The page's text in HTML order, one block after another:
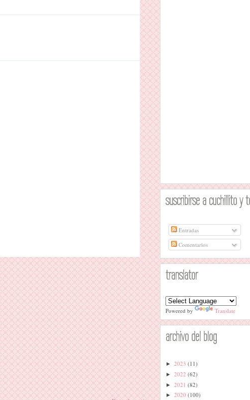
suscribirse a cuchillito y
Entradas
Comentarios
translator
Powered by Translate
archivo del blog
► 2023 (11)
► 2022 (62)
► 2021 (82)
► 2020 (100)